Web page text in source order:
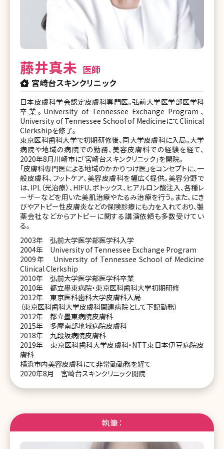
藤井真未 医師
宮崎台スキンクリニック
日本皮膚科学会認定皮膚科専門医。弘前大学医学部医学科
卒業。University of Tennessee Exchange Program、
University of Tennessee School of MedicineにてClinical
Clerkshipを修了。
東京医科歯科大学で初期研修後、同大学皮膚科に入局。大学
病院や地域の病院での勤務、美容皮膚科での経験を経て、
2020年8月川崎市に「宮崎台スキンクリニック」を開院。
「皮膚科専門医による地域のかかりつけ医」をコンセプトに、一
般皮膚科、フットケア、美容皮膚科を幅広く提供。美容分野で
は、IPL（光治療）、HIFU、ボトックス、ヒアルロン酸注入、各種レ
ーザーなどを用いた美肌治療やたるみ治療を行う。また、にき
びやアトピー性皮膚炎などの保険診療にも力を入れており、製
薬会社などからアトピーに関する講演依頼も多数受けてい
る。
2003年 弘前大学医学部医学科入学
2004年 University of Tennessee Exchange Program
2009年 University of Tennessee School of Medicine
Clinical Clerkship
2010年 弘前大学医学部医学科卒業
2010年 都立墨東病院・東京医科歯科大学初期研修
2012年 東京医科歯科大学皮膚科入局
（東京医科歯科大学皮膚科関連病院として下記勤務）
2012年 都立墨東病院皮膚科
2015年 多摩南部地域病院皮膚科
2018年 九段坂病院皮膚科
2019年 東京医科歯科大学皮膚科・NTT東日本伊豆病院皮
膚科
横浜市内美容皮膚科にて非常勤勤務を経て
2020年8月 宮崎台スキンクリニック開院
執筆：